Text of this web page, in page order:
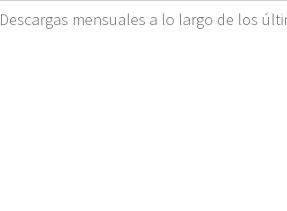
Descargas mensuales a lo largo de los